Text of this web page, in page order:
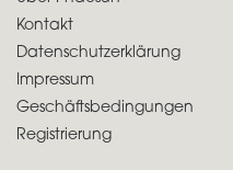
Kontakt
Datenschutzerklärung
Impressum
Geschäftsbedingungen
Registrierung